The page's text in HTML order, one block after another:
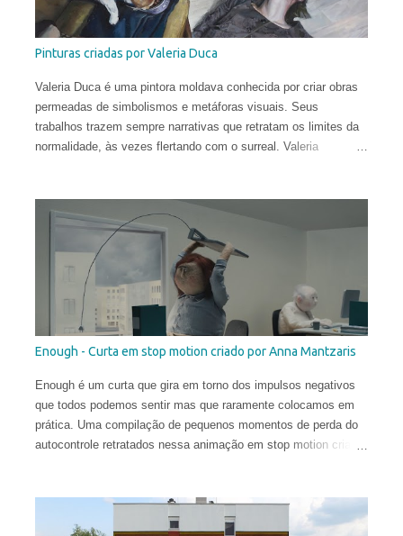
Pinturas criadas por Valeria Duca
Valeria Duca é uma pintora moldava conhecida por criar obras
permeadas de simbolismos e metáforas visuais. Seus
trabalhos trazem sempre narrativas que retratam os limites da
normalidade, às vezes flertando com o surreal. Valeria
estudou História da Arte na Universidade de St Andrews.
Depois de viver e pintar profissionalmente por alguns anos em
Oslo, Noruega, recentemente ela mudou-se para Washington
DC. Suas obras circulam o planeta e integram as coleções
permanentes de vários museus do Leste Europeu.
Enough - Curta em stop motion criado por Anna Mantzaris
Enough é um curta que gira em torno dos impulsos negativos
que todos podemos sentir mas que raramente colocamos em
prática. Uma compilação de pequenos momentos de perda do
autocontrole retratados nessa animação em stop motion criada